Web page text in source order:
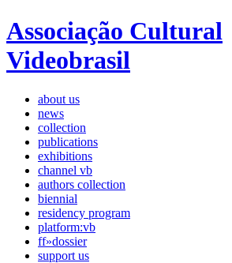
Associação Cultural
Videobrasil
about us
news
collection
publications
exhibitions
channel vb
authors collection
biennial
residency program
platform:vb
ff»dossier
support us